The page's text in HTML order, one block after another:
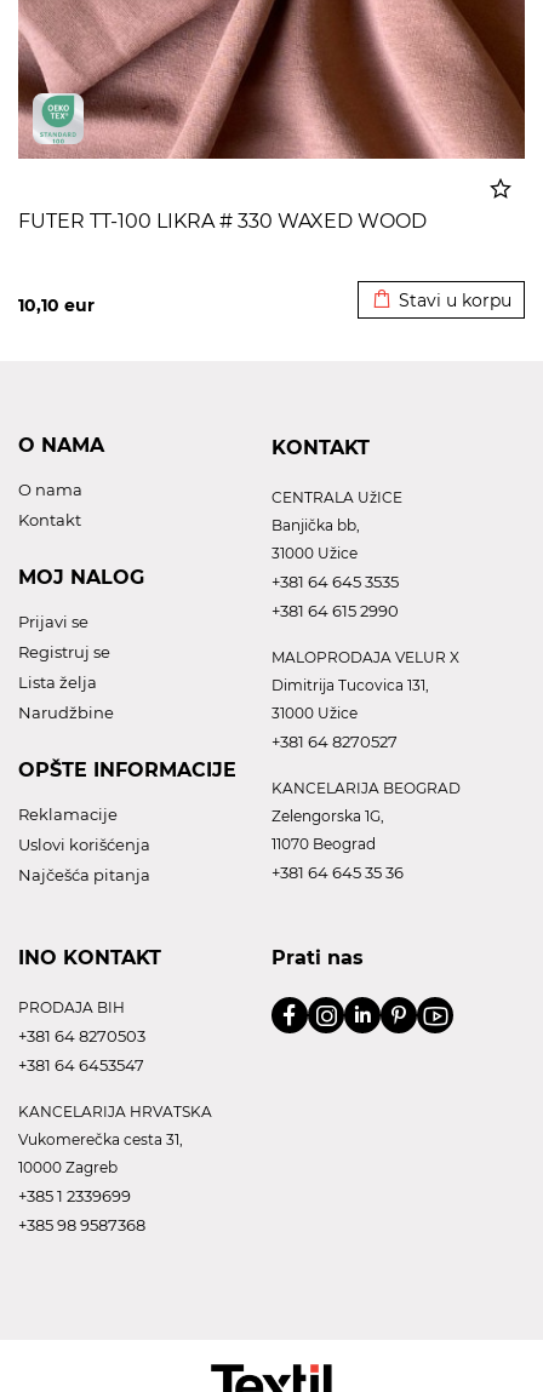
FUTER TT-100 LIKRA # 330 WAXED WOOD
10,10 eur Stavi u korpu
O NAMA
O nama
Kontakt
MOJ NALOG
Prijavi se
Registruj se
Lista želja
Narudžbine
OPŠTE INFORMACIJE
Reklamacije
Uslovi korišćenja
Najčešća pitanja
KONTAKT
CENTRALA UžICE
Banjička bb,
31000 Užice
+381 64 645 3535
+381 64 615 2990
MALOPRODAJA VELUR X
Dimitrija Tucovica 131,
31000 Užice
+381 64 8270527
KANCELARIJA BEOGRAD
Zelengorska 1G,
11070 Beograd
+381 64 645 35 36
INO KONTAKT
PRODAJA BIH
+381 64 8270503
+381 64 6453547
KANCELARIJA HRVATSKA
Vukomerečka cesta 31,
10000 Zagreb
+385 1 2339699
+385 98 9587368
Prati nas